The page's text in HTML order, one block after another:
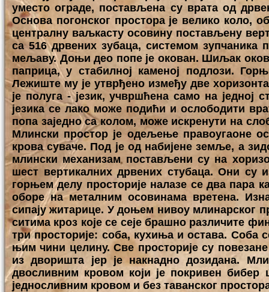
уместо ограде, постављена су врата од
Основа погонског простора је велико коло,
централну ваљкасту осовину постављену
са 516 дрвених зубаца, системом зупчаника
мељаву. Доњи део попе је окован. Шиљак
паприца, у стабилној каменој подлози.
Лежиште му је утврђено између две
је полуга - језик, учвршћена само на једној
језика се лако може подићи и ослободити
попа заједно са колом, може искренути на
Млински простор је одељење правоугаоне
крова суваче. Под је од набијене земље, а
млински механизам постављени су на
шест вертикалних дрвених стубаца. Они су
горњем делу просторије налазе се два пара
оборе на металним осовинама вретена.
сипају житарице. У доњем нивоу млинарског
ситима кроз које се сеје брашно различите
три просторије: соба, кухиња и остава. Соба
њим чини целину. Све просторије су
из дворишта јер је накнадно дозидана.
двосливним кровом који је покривен бибер
једносливним кровом и без таванског